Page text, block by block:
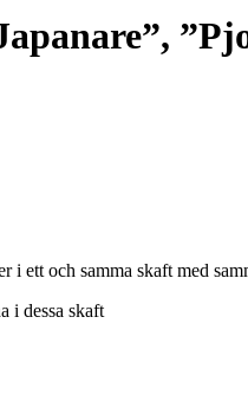
ett och samma skaft med
i dessa skaft